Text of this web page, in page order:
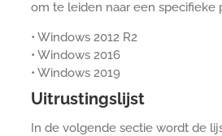
om te leiden naar een specifieke
• Windows 2012 R2
• Windows 2016
• Windows 2019
Uitrustingslijst
In de volgende sectie wordt de